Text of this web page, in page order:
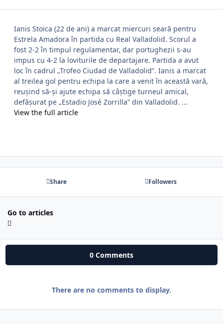
Ianis Stoica (22 de ani) a marcat miercuri seară pentru
Estrela Amadora în partida cu Real Valladolid. Scorul a
fost 2-2 în timpul regulamentar, dar portughezii s-au
impus cu 4-2 la loviturile de departajare. Partida a avut
loc în cadrul „Trofeo Ciudad de Valladolid”. Ianis a marcat
al treilea gol pentru echipa la care a venit în această vară,
reușind să-și ajute echipa să câștige turneul amical,
defășurat pe „Estadio José Zorrilla” din Valladolid. ...
View the full article
Share Followers
Go to articles
0 Comments
There are no comments to display.